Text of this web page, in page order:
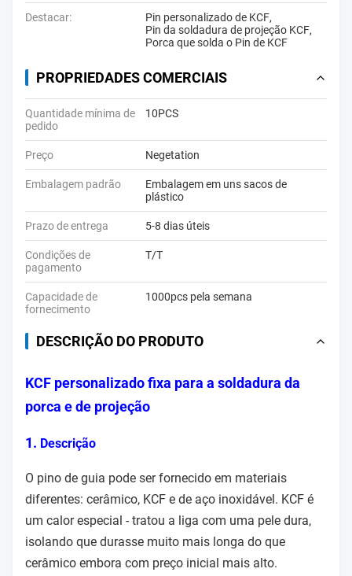
Destacar: Pin personalizado de KCF,
Pin da soldadura de projeção KCF,
Porca que solda o Pin de KCF
PROPRIEDADES COMERCIAIS
Quantidade mínima de
pedido
10PCS
Preço Negetation
Embalagem padrão
Embalagem em uns sacos de
plástico
Prazo de entrega 5-8 dias úteis
Condições de
pagamento
T/T
Capacidade de
fornecimento
1000pcs pela semana
DESCRIÇÃO DO PRODUTO
KCF personalizado fixa para a soldadura da
porca e de projeção
1. Descrição
O pino de guia pode ser fornecido em materiais
diferentes: cerâmico, KCF e de aço inoxidável. KCF é
um calor especial - tratou a liga com uma pele dura,
isolando que durasse muito mais longa do que
cerâmico embora com preço inicial mais alto.